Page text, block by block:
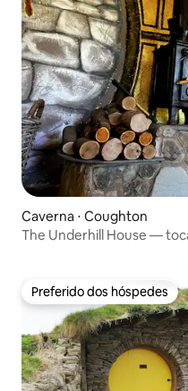
Caverna ⋅ Coughton
The Underhill House —
Preferido dos hóspedes
Preferido dos hóspedes